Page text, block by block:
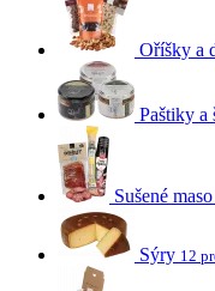
Oříšky a
Paštiky a
Sušené
Sýry 12